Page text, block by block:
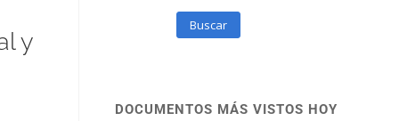
y
Buscar
DOCUMENTOS MÁS VISTOS HOY